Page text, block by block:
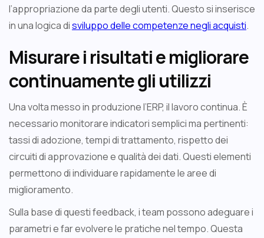
l’appropriazione da parte degli utenti. Questo si inserisce
in una logica disviluppo delle competenze negli acquisti.
Misurare i risultati e migliorare
continuamente gli utilizzi
Una volta messo in produzione l’ERP, il lavoro continua. È
necessario monitorare indicatori semplici ma pertinenti:
tassi di adozione, tempi di trattamento, rispetto dei
circuiti di approvazione e qualità dei dati. Questi elementi
permettono di individuare rapidamente le aree di
miglioramento.
Sulla base di questi feedback, i team possono adeguare i
parametri e far evolvere le pratiche nel tempo. Questa